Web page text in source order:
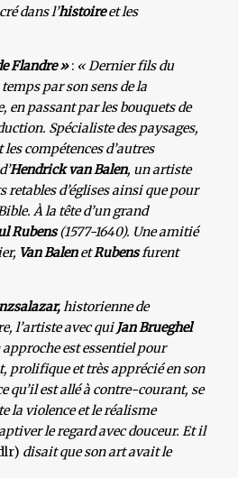
dans l’histoireet les
Flandre » : « Dernier fils du
par son sens de la
passant par les bouquets de
Spécialiste des paysages,
compétences d’autres
Hendrick van Balen, un artiste
d’églises ainsi que pour
À la tête d’un grand
Rubens(1577-1640). Une amitié
Van BalenetRubensfurent
historienne de
l’artiste avec quiJan Brueghel
est essentiel pour
prolifique et très apprécié en son
qu’il est allé à contre-courant, se
la violence et le réalisme
le regard avec douceur. Et il
disait que son art avait le